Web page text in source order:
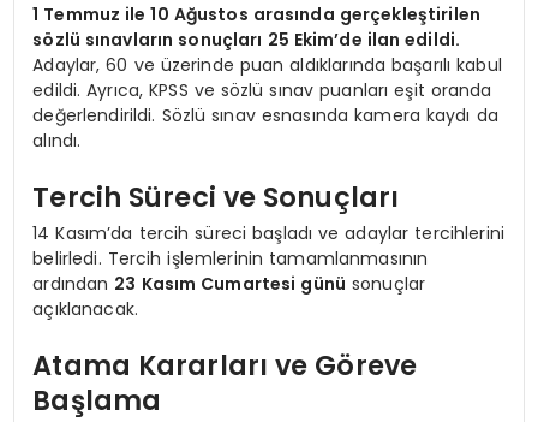
1 Temmuz ile 10 Ağustos arasında gerçekleştirilen
sözlü sınavların sonuçları 25 Ekim’de ilan edildi.
Adaylar, 60 ve üzerinde puan aldıklarında başarılı kabul
edildi. Ayrıca, KPSS ve sözlü sınav puanları eşit oranda
değerlendirildi. Sözlü sınav esnasında kamera kaydı da
alındı.
Tercih Süreci ve Sonuçları
14 Kasım’da tercih süreci başladı ve adaylar tercihlerini
belirledi. Tercih işlemlerinin tamamlanmasının
ardından 23 Kasım Cumartesi günü sonuçlar
açıklanacak.
Atama Kararları ve Göreve
Başlama